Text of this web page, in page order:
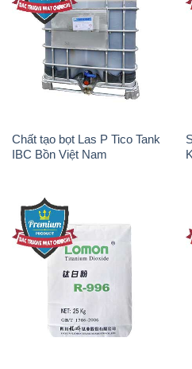
Chất tạo bọt Las P Tico Tank
IBC Bồn Việt Nam